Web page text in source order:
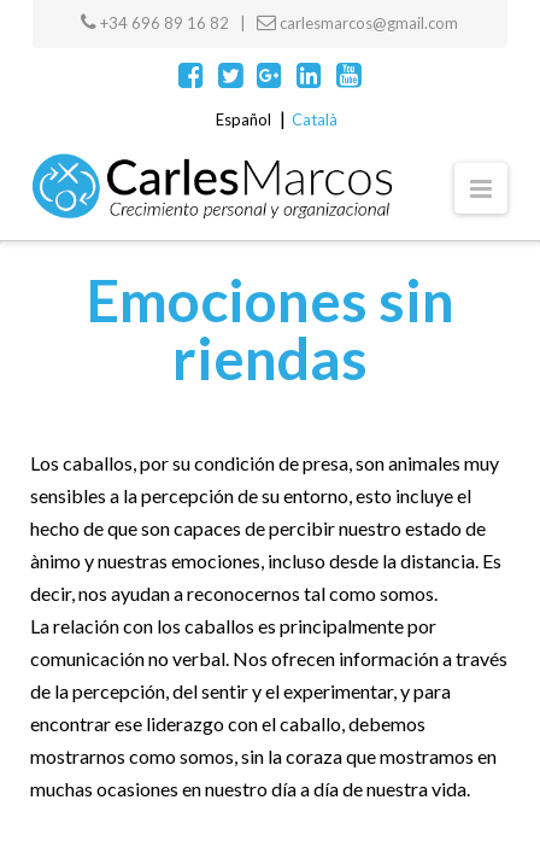
+34 696 89 16 82 | carlesmarcos@gmail.com
Español Català
Emociones sin
riendas
Los caballos, por su condición de presa, son animales muy
sensibles a la percepción de su entorno, esto incluye el
hecho de que son capaces de percibir nuestro estado de
ànimo y nuestras emociones, incluso desde la distancia. Es
decir, nos ayudan a reconocernos tal como somos.
La relación con los caballos es principalmente por
comunicación no verbal. Nos ofrecen información a través
de la percepción, del sentir y el experimentar, y para
encontrar ese liderazgo con el caballo, debemos
mostrarnos como somos, sin la coraza que mostramos en
muchas ocasiones en nuestro día a día de nuestra vida.